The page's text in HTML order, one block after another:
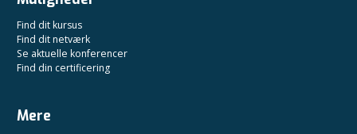
Find dit kursus
Find dit netværk
Se aktuelle konferencer
Find din certificering
Mere